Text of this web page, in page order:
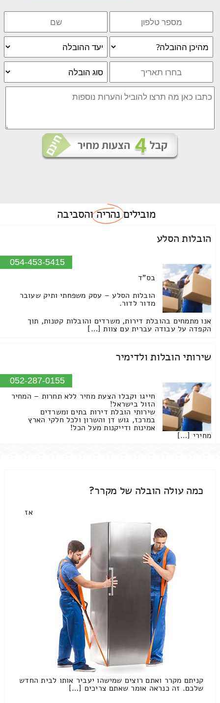
מוביליםנהריהוהסביבה
הובלות הסלע
054-453-5415
בס"ד
הובלות הסלע – עסק משפחתי ותיק שעובר
מדור לדור.
אנו מתמחים בהובלת דירות, משרדים והובלות קטנות, תוך
הקפדה על עבודה עברית עם צוות […]
שירותי הובלות ולדימיר
052-287-0155
חייגו וקבלו הצעת מחיר ללא תחרות – המחיר
הזול בישראל!
שירותי הובלת דירות בתים ומשרדים
במרכז, גוש דן והשרון ולכל חלקי הארץ
אמינות ודייקנות מעל הכל!
מחירי […]
כמה עולה הובלה של מקרר?
אז
קניתם מקרר ואתם רוצים שמישהו יעביר אותו לבית החדש
שלכם. זה כנראה אומר שאתם צריכים […]